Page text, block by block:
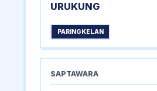
URUKUNG
PARINGKELAN
SAPTAWARA